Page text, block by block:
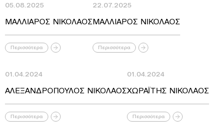
05.08.2025
ΜΑΛΛΙΑΡΟΣ ΝΙΚΟΛΑΟΣ
Περισσότερα
22.07.2025
ΜΑΛΛΙΑΡΟΣ ΝΙΚΟΛΑΟΣ
Περισσότερα
01.04.2024
ΑΛΕΞΑΝΔΡΟΠΟΥΛΟΣ ΝΙΚΟΛΑΟΣ
Περισσότερα
01.04.2024
ΧΩΡΑΪΤΗΣ ΝΙΚΟΛΑΟΣ
Περισσότερα